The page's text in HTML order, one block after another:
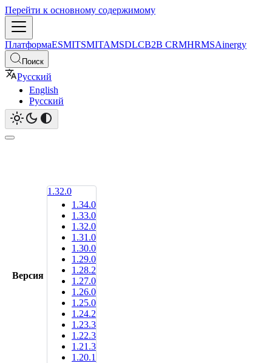
Перейти к основному содержимому
ПлатформаESMITSMITAMSDLCB2B CRMHRMSAinergy
Поиск
Русский
English
Русский
Версия
1.32.0
1.34.0
1.33.0
1.32.0
1.31.0
1.30.0
1.29.0
1.28.2
1.27.0
1.26.0
1.25.0
1.24.2
1.23.3
1.22.3
1.21.3
1.20.1